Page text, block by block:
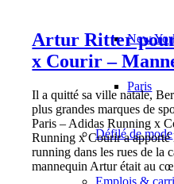
New
Paris
Défilé de mode
Emplois &
Artur Ritter
x Courir –
Il a quitté sa ville natale,
plus grandes marques de
Paris – Adidas Running x
Running x Courir a apporté
running dans les rues de la
mannequin Artur était au